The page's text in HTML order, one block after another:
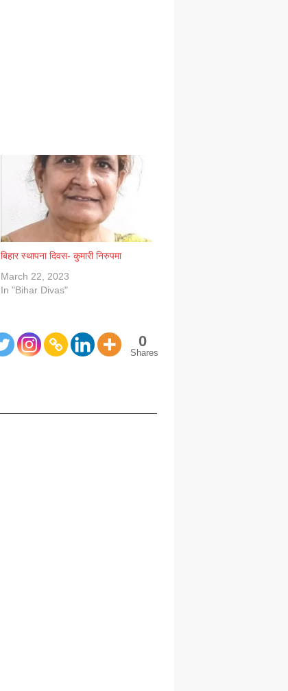
बिहार स्थापना दिवस- कुमारी निरुपमा
March 22, 2023
In "Bihar Divas"
0
Shares